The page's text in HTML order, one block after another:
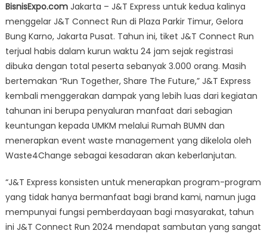
Express
Kembali
Gelar
J&T
Connect
Run,
Berlari
Bersama
Mendukung
UMKM
dan
Keberlanjutan
BisnisExpo.comJakarta – J&T Express untuk kedua kalinya
menggelar J&T Connect Run di Plaza Parkir Timur, Gelora
Bung Karno, Jakarta Pusat. Tahun ini, tiket J&T Connect Run
terjual habis dalam kurun waktu 24 jam sejak registrasi
dibuka dengan total peserta sebanyak 3.000 orang. Masih
bertemakan “Run Together, Share The Future,” J&T Express
kembali menggerakan dampak yang lebih luas dari kegiatan
tahunan ini berupa penyaluran manfaat dari sebagian
keuntungan kepada UMKM melalui Rumah BUMN dan
menerapkan event waste management yang dikelola oleh
Waste4Change sebagai kesadaran akan keberlanjutan.
“J&T Express konsisten untuk menerapkan program-program
yang tidak hanya bermanfaat bagi brand kami, namun juga
mempunyai fungsi pemberdayaan bagi masyarakat, tahun
ini J&T Connect Run 2024 mendapat sambutan yang sangat